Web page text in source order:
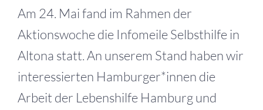
Am 24. Mai fand im Rahmen der
Aktionswoche die Infomeile Selbsthilfe in
Altona statt. An unserem Stand haben wir
interessierten Hamburger*innen die
Arbeit der Lebenshilfe Hamburg und